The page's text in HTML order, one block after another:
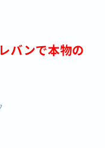
バンで本物の